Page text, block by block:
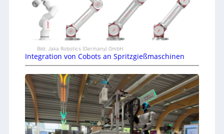
Bild: Jaka Robotics (Germany) GmbH
Integration von Cobots an Spritzgießmaschinen